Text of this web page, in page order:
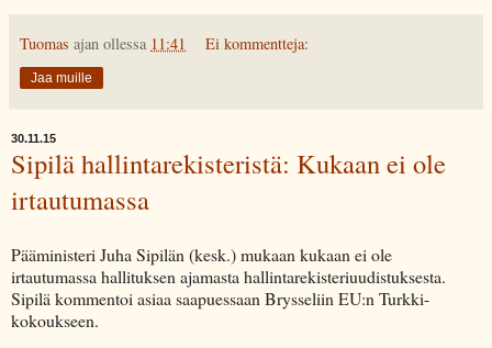
Tuomas ajan ollessa 11:41 Ei kommentteja:
Jaa muille
30.11.15
Sipilä hallintarekisteristä: Kukaan ei ole
irtautumassa
Pääministeri Juha Sipilän (kesk.) mukaan kukaan ei ole
irtautumassa hallituksen ajamasta hallintarekisteriuudistuksesta.
Sipilä kommentoi asiaa saapuessaan Brysseliin EU:n Turkki-
kokoukseen.